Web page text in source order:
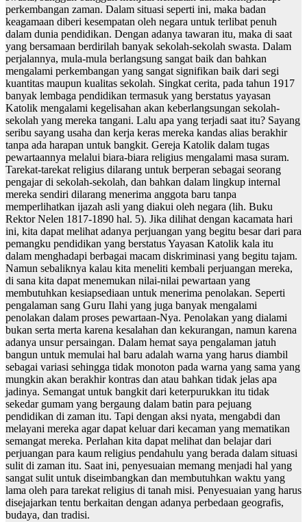
perkembangan zaman. Dalam situasi seperti ini, maka badan
keagamaan diberi kesempatan oleh negara untuk terlibat penuh
dalam dunia pendidikan. Dengan adanya tawaran itu, maka di saat
yang bersamaan berdirilah banyak sekolah-sekolah swasta. Dalam
perjalannya, mula-mula berlangsung sangat baik dan bahkan
mengalami perkembangan yang sangat signifikan baik dari segi
kuantitas maupun kualitas sekolah. Singkat cerita, pada tahun 1917
banyak lembaga pendidikan termasuk yang berstatus yayasan
Katolik mengalami kegelisahan akan keberlangsungan sekolah-
sekolah yang mereka tangani. Lalu apa yang terjadi saat itu? Sayang
seribu sayang usaha dan kerja keras mereka kandas alias berakhir
tanpa ada harapan untuk bangkit. Gereja Katolik dalam tugas
pewartaannya melalui biara-biara religius mengalami masa suram.
Tarekat-tarekat religius dilarang untuk berperan sebagai seorang
pengajar di sekolah-sekolah, dan bahkan dalam lingkup internal
mereka sendiri dilarang menerima anggota baru tanpa
memperlihatkan ijazah asli yang diakui oleh negara (lih. Buku
Rektor Nelen 1817-1890 hal. 5). Jika dilihat dengan kacamata hari
ini, kita dapat melihat adanya perjuangan yang begitu besar dari para
pemangku pendidikan yang berstatus Yayasan Katolik kala itu
dalam menghadapi berbagai macam diskriminasi yang begitu tajam.
Namun sebaliknya kalau kita meneliti kembali perjuangan mereka,
di sana kita dapat menemukan nilai-nilai pewartaan yang
membutuhkan kesiapsediaan untuk menerima penolakan. Seperti
pengalaman sang Guru Ilahi yang juga banyak mengalami
penolakan dalam proses pewartaan-Nya. Penolakan yang dialami
bukan serta merta karena kesalahan dan kekurangan, namun karena
adanya unsur persaingan. Dalam hemat saya pengalaman jatuh
bangun untuk memulai hal baru adalah warna yang harus diambil
sebagai variasi sehingga tidak monoton pada warna yang sama yang
mungkin akan berakhir kontras dan atau bahkan tidak jelas apa
jadinya. Semangat untuk bangkit dari keterpurukkan itu tidak
sekedar gumam yang bergaung dalam batin para pejuang
pendidikan di zaman itu. Tapi dengan aksi nyata, mengabdi dan
melayani mereka agar dapat keluar dari kecaman yang mematikan
semangat mereka. Perlahan kita dapat melihat dan belajar dari
perjuangan para kaum religius pendahulu yang berada dalam situasi
sulit di zaman itu. Saat ini, penyesuaian memang menjadi hal yang
sangat sulit untuk diseimbangkan dan membutuhkan waktu yang
lama oleh para tarekat religius di tanah misi. Penyesuaian yang harus
disejajarkan tentu berkaitan dengan adanya perbedaan geografis,
budaya, dan tradisi.